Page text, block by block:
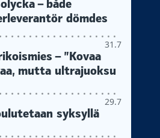
– både
dömdes
31.7
– ”Kovaa
mutta ultrajuoksu
29.7
syksyllä